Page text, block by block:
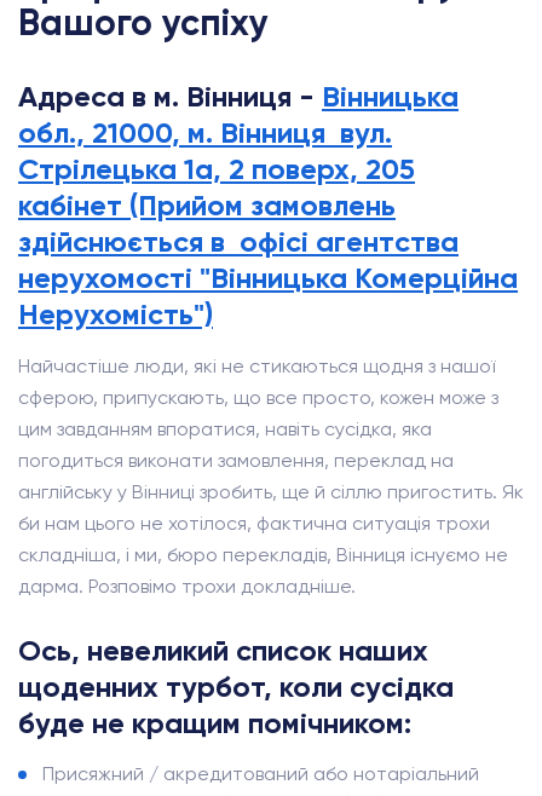
Вашого успіху
Адреса в м. Вінниця - Вінницька
обл., 21000, м. Вінниця вул.
Стрілецька 1а, 2 поверх, 205
кабінет (Прийом замовлень
здійснюється в офісі агентства
нерухомості "Вінницька Комерційна
Нерухомість")
Найчастіше люди, які не стикаються щодня з нашої
сферою, припускають, що все просто, кожен може з
цим завданням впоратися, навіть сусідка, яка
погодиться виконати замовлення, переклад на
англійську у Вінниці зробить, ще й сіллю пригостить. Як
би нам цього не хотілося, фактична ситуація трохи
складніша, і ми, бюро перекладів, Вінниця існуємо не
дарма. Розповімо трохи докладніше.
Ось, невеликий список наших
щоденних турбот, коли сусідка
буде не кращим помічником:
Присяжний / акредитований або нотаріальний